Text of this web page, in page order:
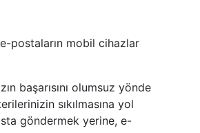
postaların mobil cihazlar
başarısını olumsuz yönde
sıkılmasına yol
göndermek yerine, e-